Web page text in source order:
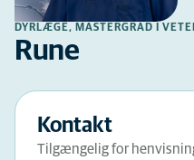
DYRLÆGE, MASTERGRAD I
Rune
Kontakt
Tilgængelig for